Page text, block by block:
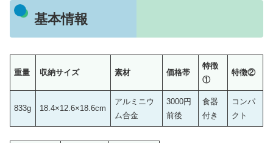
基本情報
重量 収納サイズ 素材 価格帯
特徴
①
特徴②
833g 18.4×12.6×18.6cm
アルミニウ
ム合金
3000円
前後
食器
付き
コンパ
クト